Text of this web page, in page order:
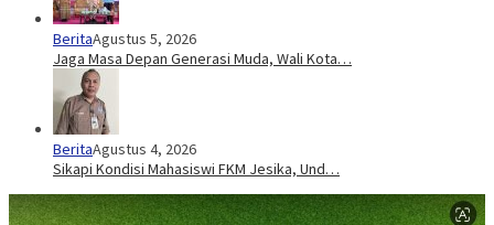
BeritaAgustus 5, 2026
Jaga Masa Depan Generasi Muda, Wali Kota…
BeritaAgustus 4, 2026
Sikapi Kondisi Mahasiswi FKM Jesika, Und…